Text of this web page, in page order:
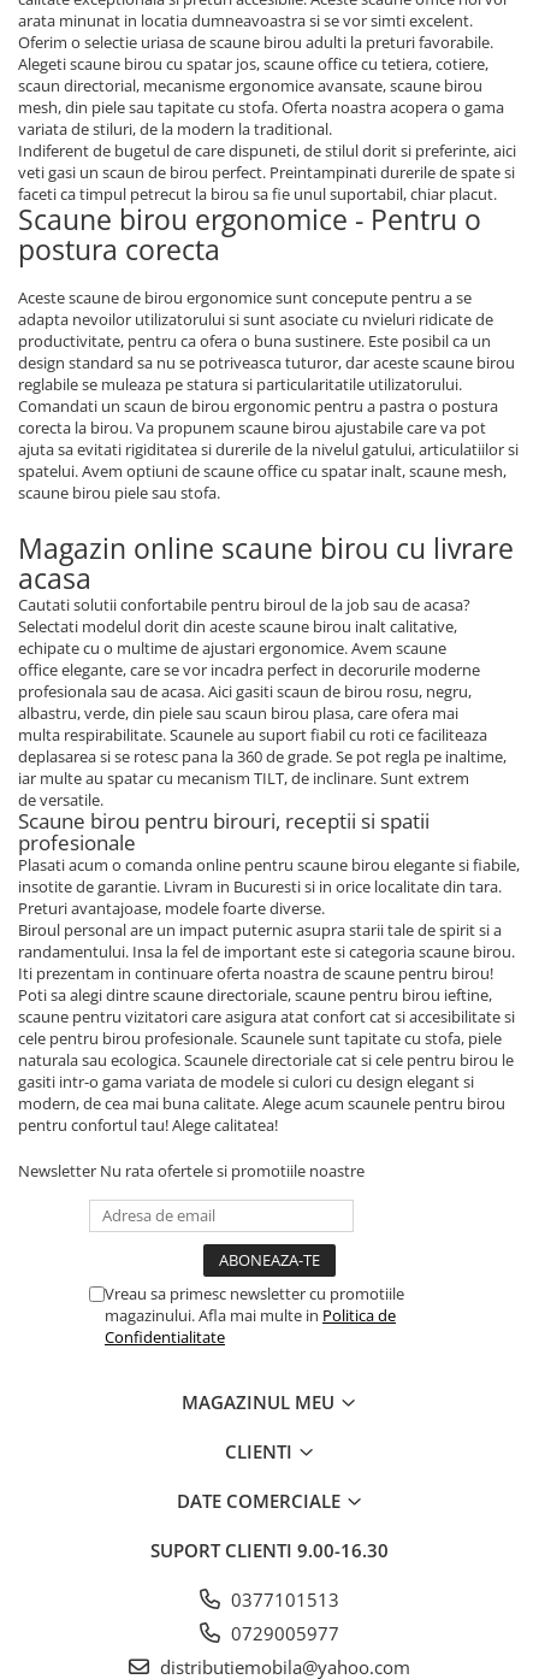
arata minunat in locatia dumneavoastra si se vor simti excelent.
Oferim o selectie uriasa de scaune birou adulti la preturi favorabile.
Alegeti scaune birou cu spatar jos, scaune office cu tetiera, cotiere,
scaun directorial, mecanisme ergonomice avansate, scaune birou
mesh, din piele sau tapitate cu stofa. Oferta noastra acopera o gama
variata de stiluri, de la modern la traditional.
Indiferent de bugetul de care dispuneti, de stilul dorit si preferinte, aici
veti gasi un scaun de birou perfect. Preintampinati durerile de spate si
faceti ca timpul petrecut la birou sa fie unul suportabil, chiar placut.
Scaune birou ergonomice - Pentru o
postura corecta
Aceste scaune de birou ergonomice sunt concepute pentru a se
adapta nevoilor utilizatorului si sunt asociate cu nvieluri ridicate de
productivitate, pentru ca ofera o buna sustinere. Este posibil ca un
design standard sa nu se potriveasca tuturor, dar aceste scaune birou
reglabile se muleaza pe statura si particularitatile utilizatorului.
Comandati un scaun de birou ergonomic pentru a pastra o postura
corecta la birou. Va propunem scaune birou ajustabile care va pot
ajuta sa evitati rigiditatea si durerile de la nivelul gatului, articulatiilor si
spatelui. Avem optiuni de scaune office cu spatar inalt, scaune mesh,
scaune birou piele sau stofa.
Magazin online scaune birou cu livrare
acasa
Cautati solutii confortabile pentru biroul de la job sau de acasa?
Selectati modelul dorit din aceste scaune birou inalt calitative,
echipate cu o multime de ajustari ergonomice. Avem scaune
office elegante, care se vor incadra perfect in decorurile moderne
profesionala sau de acasa. Aici gasiti scaun de birou rosu, negru,
albastru, verde, din piele sau scaun birou plasa, care ofera mai
multa respirabilitate. Scaunele au suport fiabil cu roti ce faciliteaza
deplasarea si se rotesc pana la 360 de grade. Se pot regla pe inaltime,
iar multe au spatar cu mecanism TILT, de inclinare. Sunt extrem
de versatile.
Scaune birou pentru birouri, receptii si spatii
profesionale
Plasati acum o comanda online pentru scaune birou elegante si fiabile,
insotite de garantie. Livram in Bucuresti si in orice localitate din tara.
Preturi avantajoase, modele foarte diverse.
Biroul personal are un impact puternic asupra starii tale de spirit si a
randamentului. Insa la fel de important este si categoria scaune birou.
Iti prezentam in continuare oferta noastra de scaune pentru birou!
Poti sa alegi dintre scaune directoriale, scaune pentru birou ieftine,
scaune pentru vizitatori care asigura atat confort cat si accesibilitate si
cele pentru birou profesionale. Scaunele sunt tapitate cu stofa, piele
naturala sau ecologica. Scaunele directoriale cat si cele pentru birou le
gasiti intr-o gama variata de modele si culori cu design elegant si
modern, de cea mai buna calitate. Alege acum scaunele pentru birou
pentru confortul tau! Alege calitatea!
Newsletter Nu rata ofertele si promotiile noastre
Vreau sa primesc newsletter cu promotiile
magazinului. Afla mai multe in Politica de
Confidentialitate
MAGAZINUL MEU
CLIENTI
DATE COMERCIALE
SUPORT CLIENTI 9.00-16.30
0377101513
0729005977
distributiemobila@yahoo.com